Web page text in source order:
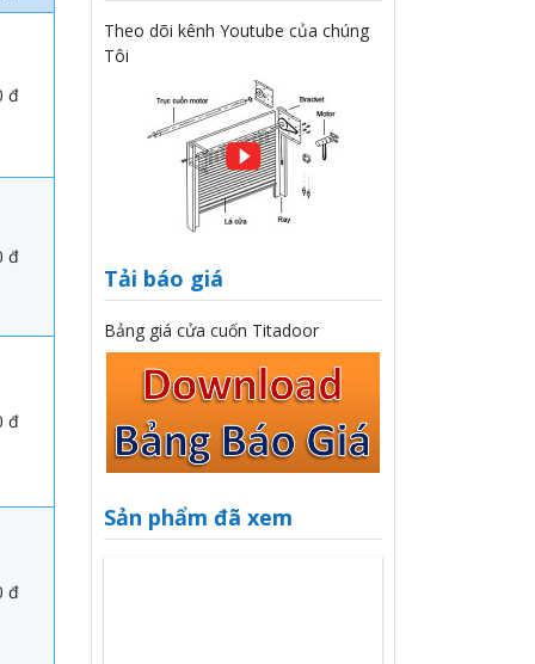
đ
đ
đ
đ
Theo dõi kênh Youtube của chúng
Tôi
Tải báo giá
Bảng giá cửa cuốn Titadoor
Sản phẩm đã xem